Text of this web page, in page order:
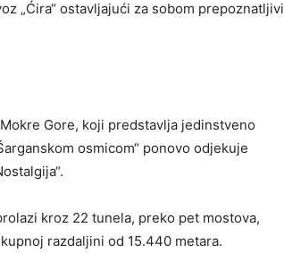
„Ćira“ ostavljajući za sobom prepoznatljivi
Gore, koji predstavlja jedinstveno
osmicom“ ponovo odjekuje
kroz 22 tunela, preko pet mostova,
razdaljini od 15.440 metara.